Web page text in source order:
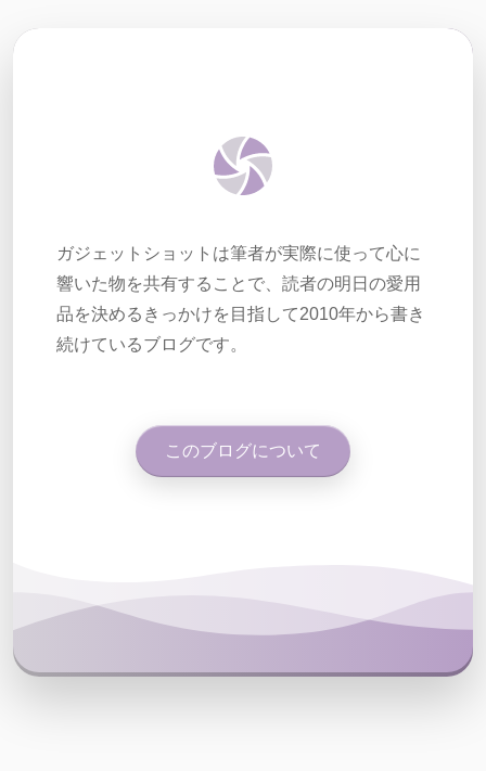
ガジェットショットは筆者が実際に使って心に
響いた物を共有することで、読者の明日の愛用
品を決めるきっかけを目指して2010年から書き
続けているブログです。
このブログについて